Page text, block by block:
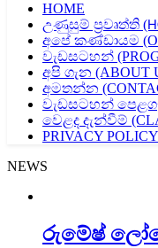
HOME
උණුසුම් ප්‍රවෘත්ති
අපේ කණ්ඩායම
වැඩසටහන්
අපි ගැන (ABOUT
අමතන්න
වැඩසටහන්
වෙළද දැන්වීම්
PRIVACY POLICY
NEWS
රුමේෂ්